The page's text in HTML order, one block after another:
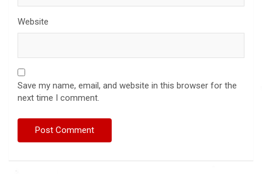
Website
Save my name, email, and website in this browser for the
next time I comment.